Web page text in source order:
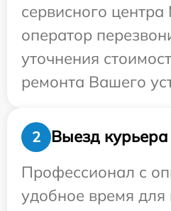
сервисного
оператор
уточнения
ремонта Вашего
2
Выезд
Профессионал с
удобное время для